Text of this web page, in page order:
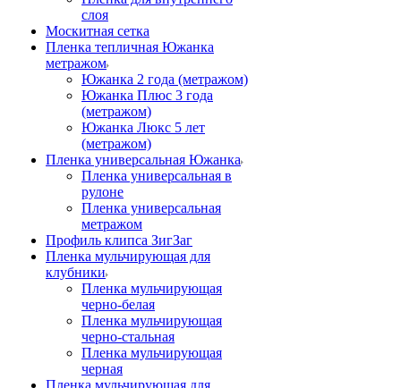
слоя
Москитная сетка
Пленка тепличная Южанка
метражом
Южанка 2 года (метражом)
Южанка Плюс 3 года
(метражом)
Южанка Люкс 5 лет
(метражом)
Пленка универсальная Южанка
Пленка универсальная в
рулоне
Пленка универсальная
метражом
Профиль клипса ЗигЗаг
Пленка мульчирующая для
клубники
Пленка мульчирующая
черно-белая
Пленка мульчирующая
черно-стальная
Пленка мульчирующая
черная
Пленка мульчирующая для